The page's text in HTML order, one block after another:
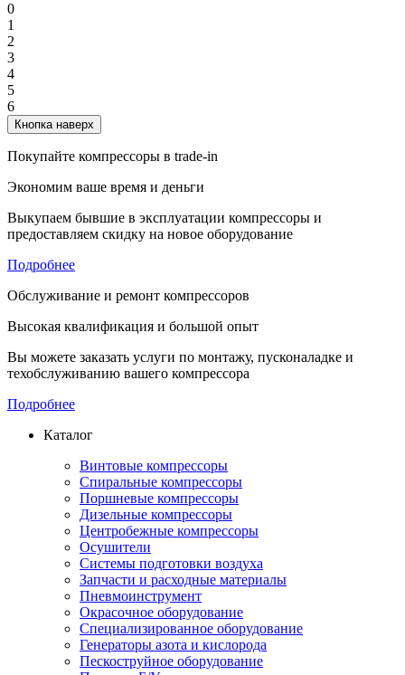
0
1
2
3
4
5
6
Кнопка наверх
Покупайте компрессоры в trade-in
Экономим ваше время и деньги
Выкупаем бывшие в эксплуатации компрессоры и
предоставляем скидку на новое оборудование
Подробнее
Обслуживание и ремонт компрессоров
Высокая квалификация и большой опыт
Вы можете заказать услуги по монтажу, пусконаладке и
техобслуживанию вашего компрессора
Подробнее
Каталог
Винтовые компрессоры
Спиральные компрессоры
Поршневые компрессоры
Дизельные компрессоры
Центробежные компрессоры
Осушители
Системы подготовки воздуха
Запчасти и расходные материалы
Пневмоинструмент
Окрасочное оборудование
Специализированное оборудование
Генераторы азота и кислорода
Пескоструйное оборудование